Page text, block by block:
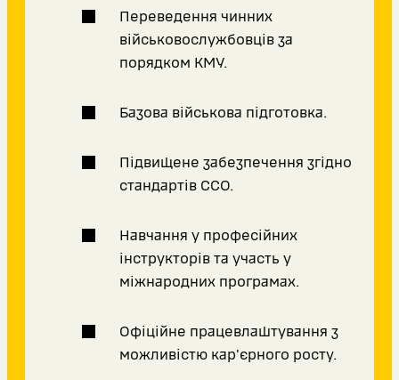
Переведення чинних
військовослужбовців за
порядком КМУ.
Базова військова підготовка.
Підвищене забезпечення згідно
стандартів ССО.
Навчання у професійних
інструкторів та участь у
міжнародних програмах.
Офіційне працевлаштування з
можливістю кар'єрного росту.